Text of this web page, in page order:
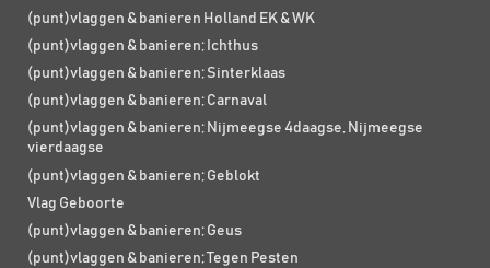
(punt)vlaggen & banieren Holland EK & WK
(punt)vlaggen & banieren; Ichthus
(punt)vlaggen & banieren; Sinterklaas
(punt)vlaggen & banieren; Carnaval
(punt)vlaggen & banieren; Nijmeegse 4daagse, Nijmeegse
vierdaagse
(punt)vlaggen & banieren; Geblokt
Vlag Geboorte
(punt)vlaggen & banieren; Geus
(punt)vlaggen & banieren; Tegen Pesten